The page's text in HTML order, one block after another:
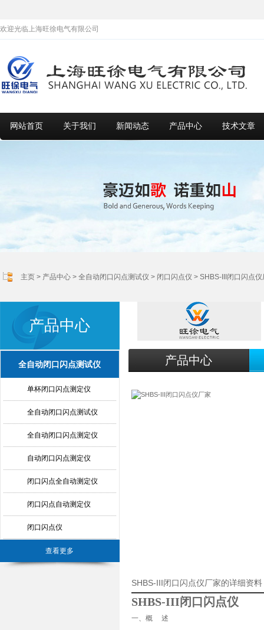
欢迎光临上海旺徐电气有限公司
网站首页 关于我们 新闻动态 产品中心 技术文章
主页 > 产品中心 > 全自动闭口闪点测试仪 > 闭口闪点仪 > SHBS-III闭口闪点仪
产品中心
全自动闭口闪点测试仪
单杯闭口闪点测定仪
全自动闭口闪点测试仪
全自动闭口闪点测定仪
自动闭口闪点测定仪
闭口闪点全自动测定仪
闭口闪点自动测定仪
闭口闪点仪
查看更多
产品中心
SHBS-III闭口闪点仪厂家的详细资料
SHBS-III闭口闪点仪
一、概 述